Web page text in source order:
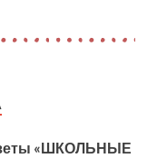
«ШКОЛЬНЫЕ